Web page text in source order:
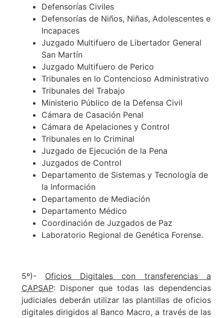
Defensorías Civiles
Defensorías de Niños, Niñas, Adolescentes e
Incapaces
Juzgado Multifuero de Libertador General
San Martín
Juzgado Multifuero de Perico
Tribunales en lo Contencioso Administrativo
Tribunales del Trabajo
Ministerio Público de la Defensa Civil
Cámara de Casación Penal
Cámara de Apelaciones y Control
Tribunales en lo Criminal
Juzgado de Ejecución de la Pena
Juzgados de Control
Departamento de Sistemas y Tecnología de
la Información
Departamento de Mediación
Departamento Médico
Coordinación de Juzgados de Paz
Laboratorio Regional de Genética Forense.
5º)- Oficios Digitales con transferencias a
CAPSAP: Disponer que todas las dependencias
judiciales deberán utilizar las plantillas de oficios
digitales dirigidos al Banco Macro, a través de las